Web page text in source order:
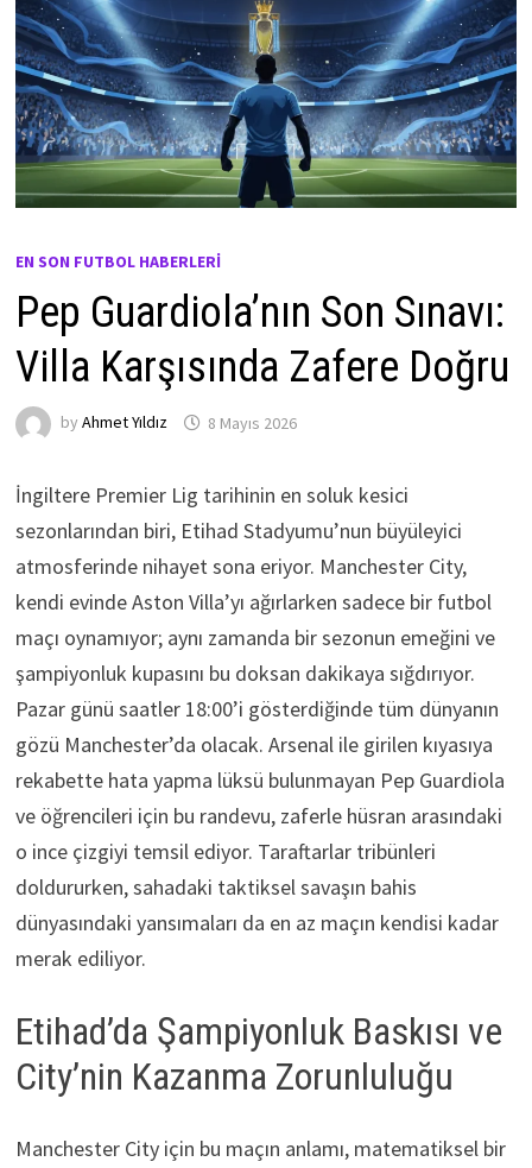
EN SON FUTBOL HABERLERI
Pep Guardiola’nın Son Sınavı:
Villa Karşısında Zafere Doğru
by Ahmet Yıldız 8 Mayıs 2026
İngiltere Premier Lig tarihinin en soluk kesici
sezonlarından biri, Etihad Stadyumu’nun büyüleyici
atmosferinde nihayet sona eriyor. Manchester City,
kendi evinde Aston Villa’yı ağırlarken sadece bir futbol
maçı oynamıyor; aynı zamanda bir sezonun emeğini ve
şampiyonluk kupasını bu doksan dakikaya sığdırıyor.
Pazar günü saatler 18:00’i gösterdiğinde tüm dünyanın
gözü Manchester’da olacak. Arsenal ile girilen kıyasıya
rekabette hata yapma lüksü bulunmayan Pep Guardiola
ve öğrencileri için bu randevu, zaferle hüsran arasındaki
o ince çizgiyi temsil ediyor. Taraftarlar tribünleri
doldururken, sahadaki taktiksel savaşın bahis
dünyasındaki yansımaları da en az maçın kendisi kadar
merak ediliyor.
Etihad’da Şampiyonluk Baskısı ve
City’nin Kazanma Zorunluluğu
Manchester City için bu maçın anlamı, matematiksel bir